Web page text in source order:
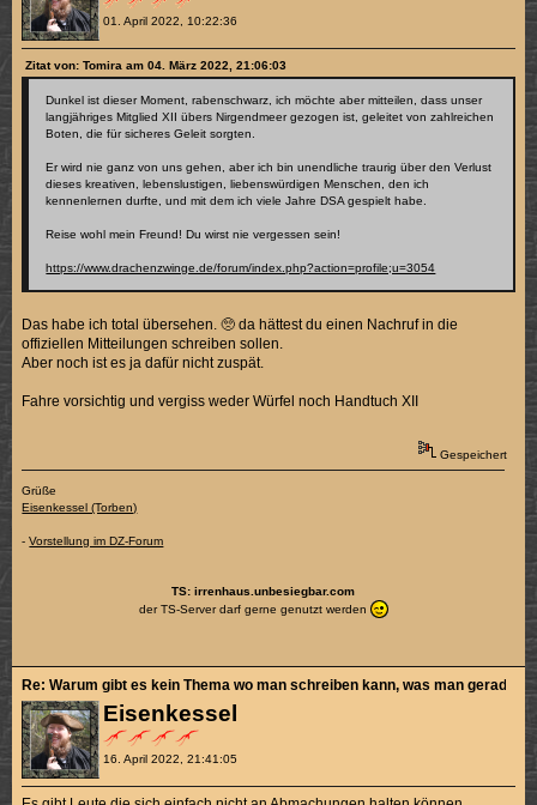
01. April 2022, 10:22:36
Zitat von: Tomira am 04. März 2022, 21:06:03
Dunkel ist dieser Moment, rabenschwarz, ich möchte aber mitteilen, dass unser
langjähriges Mitglied XII übers Nirgendmeer gezogen ist, geleitet von zahlreichen
Boten, die für sicheres Geleit sorgten.
Er wird nie ganz von uns gehen, aber ich bin unendliche traurig über den Verlust
dieses kreativen, lebenslustigen, liebenswürdigen Menschen, den ich
kennenlernen durfte, und mit dem ich viele Jahre DSA gespielt habe.
Reise wohl mein Freund! Du wirst nie vergessen sein!
https://www.drachenzwinge.de/forum/index.php?action=profile;u=3054
Das habe ich total übersehen. 🥺 da hättest du einen Nachruf in die
offiziellen Mitteilungen schreiben sollen.
Aber noch ist es ja dafür nicht zuspät.
Fahre vorsichtig und vergiss weder Würfel noch Handtuch XII
Gespeichert
Grüße
Eisenkessel (Torben)
-Vorstellung im DZ-Forum
TS: irrenhaus.unbesiegbar.com
der TS-Server darf gerne genutzt werden
Eisenkessel
16. April 2022, 21:41:05
Re: Warum gibt es kein Thema wo man schreiben kann, was man gerade